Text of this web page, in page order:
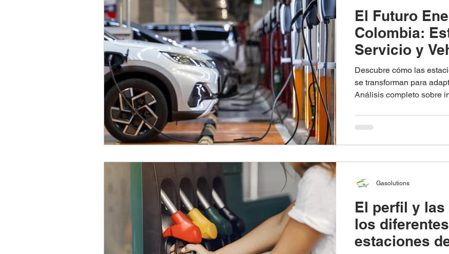
El Futuro
Colombia:
Servicio y
Eléctricos
Descubre cómo las
se transforman para
Análisis completo sobre
El perfil y las
los
estaciones
Gasolutions